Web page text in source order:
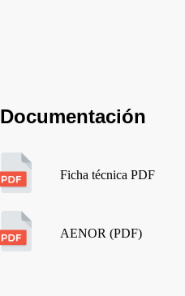
Documentación
Ficha técnica PDF
AENOR (PDF)